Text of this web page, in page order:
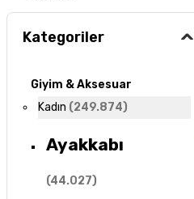
Kategoriler
Giyim & Aksesuar
Kadın (249.874)
Ayakkabı
(44.027)